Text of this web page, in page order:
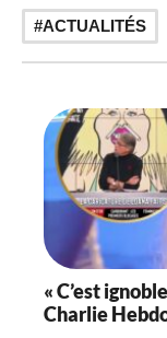
ACTUALITÉS
« C’est
Charlie